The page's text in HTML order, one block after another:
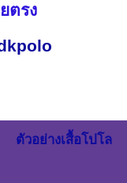
ตรง
ตัวอย่างเสื้อโปโล